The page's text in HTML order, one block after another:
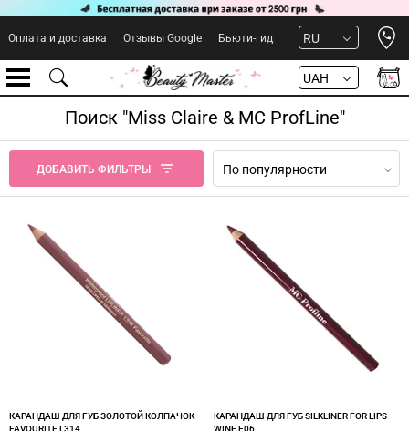
Оплата и доставка Отзывы Google Бьюти-гид RU
UAH
Поиск "Miss Claire & MC ProfLine"
ДОБАВИТЬ ФИЛЬТРЫ По популярности
КАРАНДАШ ДЛЯ ГУБ ЗОЛОТОЙ КОЛПАЧОК
FAVOURITE L314
КАРАНДАШ ДЛЯ ГУБ SILKLINER FOR LIPS
WINE F06